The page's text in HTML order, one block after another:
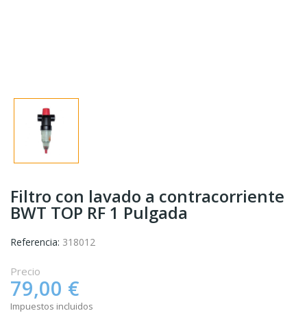
Filtro con lavado a contracorriente
BWT TOP RF 1 Pulgada
Referencia: 318012
Precio
79,00 €
Impuestos incluidos